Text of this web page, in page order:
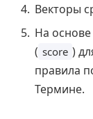
Векторы
На
( score )
правила
Термине.